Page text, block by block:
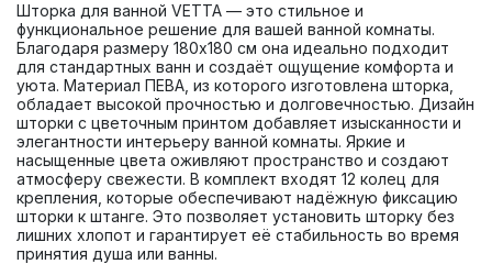
Шторка для ванной VETTA — это стильное и
функциональное решение для вашей ванной комнаты.
Благодаря размеру 180x180 см она идеально подходит
для стандартных ванн и создаёт ощущение комфорта и
уюта. Материал ПЕВА, из которого изготовлена шторка,
обладает высокой прочностью и долговечностью. Дизайн
шторки с цветочным принтом добавляет изысканности и
элегантности интерьеру ванной комнаты. Яркие и
насыщенные цвета оживляют пространство и создают
атмосферу свежести. В комплект входят 12 колец для
крепления, которые обеспечивают надёжную фиксацию
шторки к штанге. Это позволяет установить шторку без
лишних хлопот и гарантирует её стабильность во время
принятия душа или ванны.